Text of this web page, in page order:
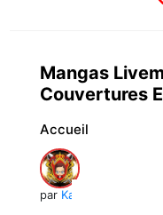
Mangas
Couvertures
Accueil
par Kai